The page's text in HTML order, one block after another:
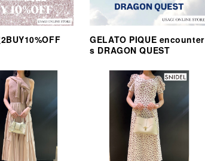
GELATO PIQUE encounter
s DRAGON QUEST